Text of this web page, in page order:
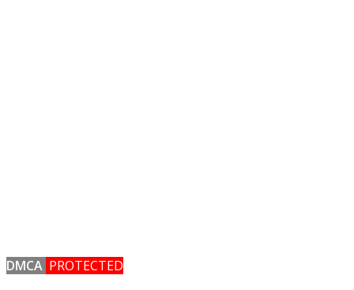
DMCA PROTECTED